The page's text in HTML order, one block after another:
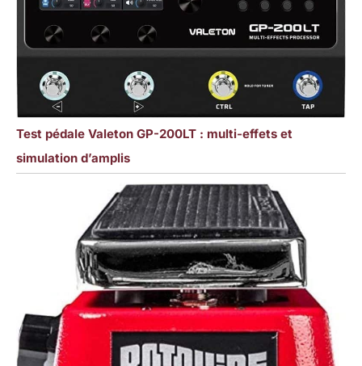
Test pédale Valeton GP-200LT : multi-effets et
simulation d’amplis